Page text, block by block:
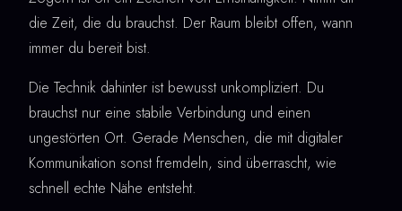
die Zeit, die du brauchst. Der Raum bleibt offen, wann
immer du bereit bist.
Die Technik dahinter ist bewusst unkompliziert. Du
brauchst nur eine stabile Verbindung und einen
ungestörten Ort. Gerade Menschen, die mit digitaler
Kommunikation sonst fremdeln, sind überrascht, wie
schnell echte Nähe entsteht.